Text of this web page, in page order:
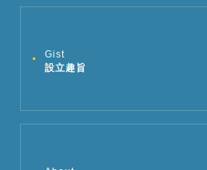
Gist
設立趣旨